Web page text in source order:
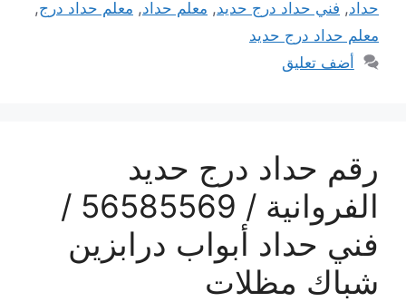
حداد, فني حداد درج حديد, معلم حداد, معلم حداد درج,
معلم حداد درج حديد
أضف تعليق
رقم حداد درج حديد
الفروانية / 56585569 /
فني حداد أبواب درابزين
شباك مظلات